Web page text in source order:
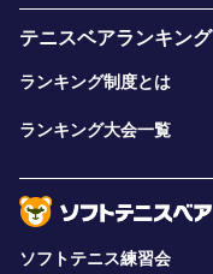
テニスベアランキング
ランキング制度とは
ランキング大会一覧
ソフトテニス練習会